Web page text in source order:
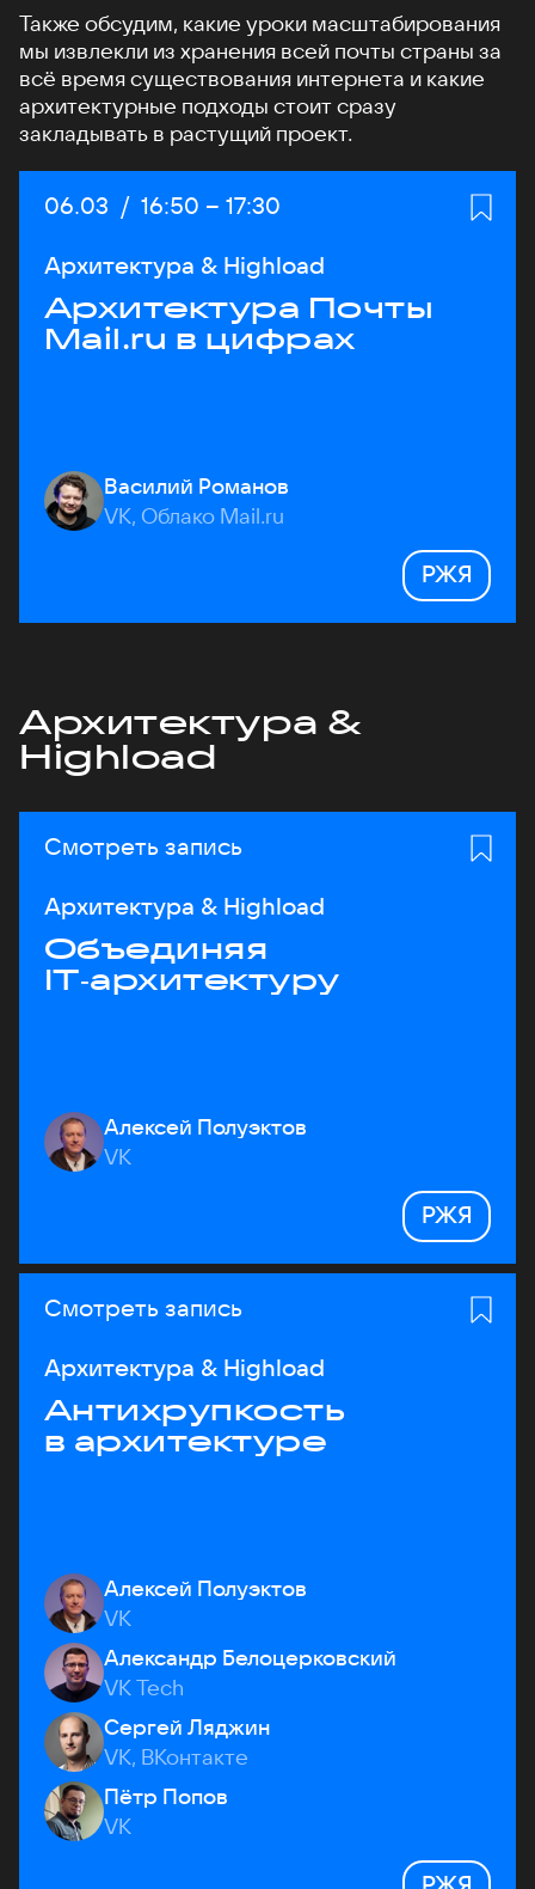
Также обсудим, какие уроки масштабирования
мы извлекли из хранения всей почты страны за
всё время существования интернета и какие
архитектурные подходы стоит сразу
закладывать в растущий проект.
Дата:
06.03 / Начало:
16:50 – Конец:
17:30
Архитектура & Highload
Архитектура Почты
Mail.ru в цифрах
Василий Романов
VK, Облако Mail.ru
РЖЯ
Архитектура &
Highload
Смотреть запись
Архитектура & Highload
Объединяя
IT‑архитектуру
Алексей Полуэктов
VK
РЖЯ
Смотреть запись
Архитектура & Highload
Антихрупкость
в архитектуре
Алексей Полуэктов
VK
Александр Белоцерковский
VK Tech
Сергей Ляджин
VK, ВКонтакте
Пётр Попов
VK
РЖЯ